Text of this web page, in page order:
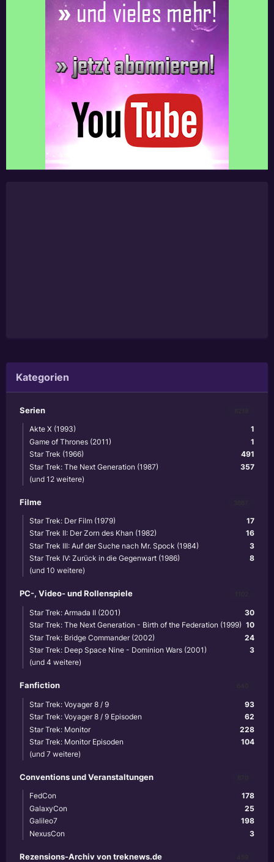
Kategorien
Serien
1
Akte X (1993)
1
Game of Thrones (2011)
491
Star Trek (1966)
357
Star Trek: The Next Generation (1987)
(und 12 weitere)
Filme
17
Star Trek: Der Film (1979)
16
Star Trek II: Der Zorn des Khan (1982)
3
Star Trek III: Auf der Suche nach Mr. Spock (1984)
8
Star Trek IV: Zurück in die Gegenwart (1986)
(und 10 weitere)
PC-, Video- und Rollenspiele
30
Star Trek: Armada II (2001)
10
Star Trek: The Next Generation - Birth of the Federation (1999)
24
Star Trek: Bridge Commander (2002)
3
Star Trek: Deep Space Nine - Dominion Wars (2001)
(und 4 weitere)
Fanfiction
93
Star Trek: Voyager 8 / 9
62
Star Trek: Voyager 8 / 9 Episoden
228
Star Trek: Monitor
104
Star Trek: Monitor Episoden
(und 7 weitere)
Conventions und Veranstaltungen
178
FedCon
25
GalaxyCon
198
Galileo7
3
NexusCon
Rezensions-Archiv von treknews.de